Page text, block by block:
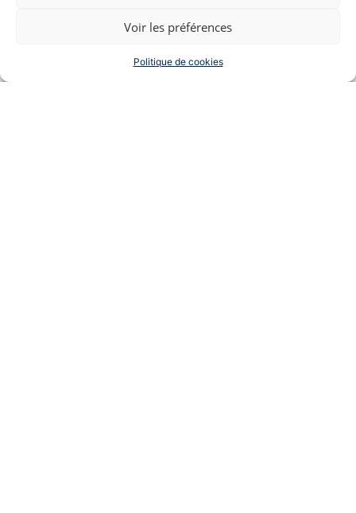
Voir les préférences
Politique de cookies
Rupture conventionnelle d’un contrat de travail à durée
En droit du travail, la rupture conventionnelle suppose